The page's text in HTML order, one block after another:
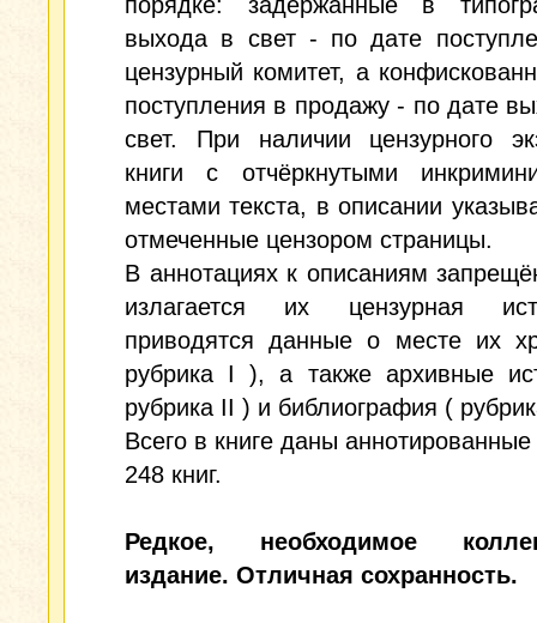
выхода в свет - по дате
цензурный комитет, а
поступления в продажу - по дате
свет. При наличии цензурного
книги с отчёркнутыми
местами текста, в описании
отмеченные цензором страницы.
В аннотациях к описаниям
излагается их цензурная
приводятся данные о месте их
рубрика I ), а также архивные
рубрика II ) и библиография (
Всего в книге даны
248 книг.
Редкое, необходимое
издание. Отличная сохранность.